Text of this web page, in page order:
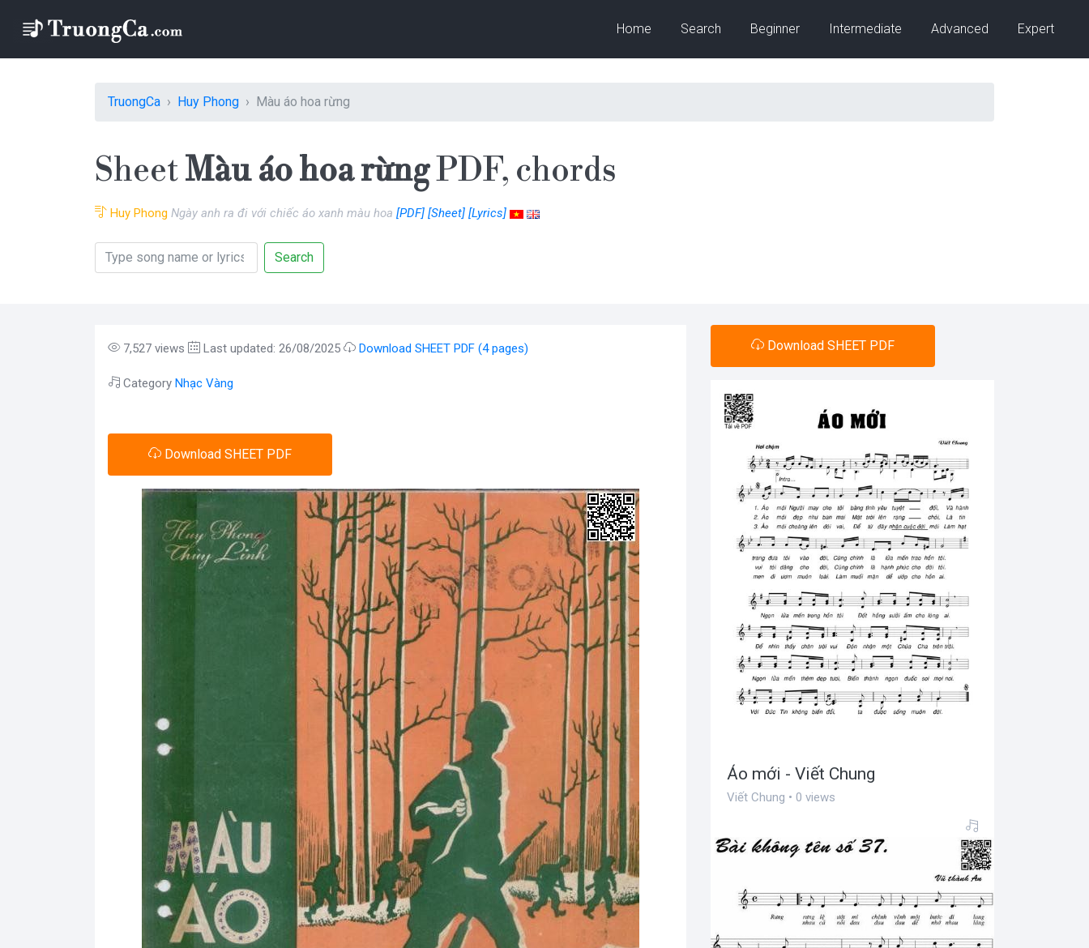
Home Search Beginner Intermediate Advanced Expert
TruongCa Huy Phong Màu áo hoa rừng
SheetMàu áo hoa rừngPDF, chords
Huy Phong Ngày anh ra đi với chiếc áo xanh màu hoa [PDF] [Sheet] [Lyrics]
Search
7,527 views Last updated: 26/08/2025 Download SHEET PDF (4 pages)
Category Nhạc Vàng
Download SHEET PDF
Download SHEET PDF
Áo mới - Viết Chung
Viết Chung • 0 views